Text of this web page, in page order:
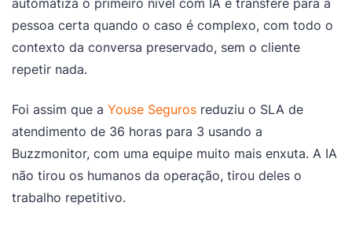
automatiza o primeiro nível com IA e transfere para a
pessoa certa quando o caso é complexo, com todo o
contexto da conversa preservado, sem o cliente
repetir nada.
Foi assim que a Youse Seguros reduziu o SLA de
atendimento de 36 horas para 3 usando a
Buzzmonitor, com uma equipe muito mais enxuta. A IA
não tirou os humanos da operação, tirou deles o
trabalho repetitivo.